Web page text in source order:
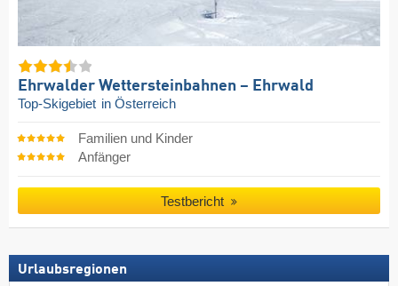
Ehrwalder Wettersteinbahnen – Ehrwald
Top-Skigebiet in Österreich
Familien und Kinder
Anfänger
Testbericht
Urlaubsregionen